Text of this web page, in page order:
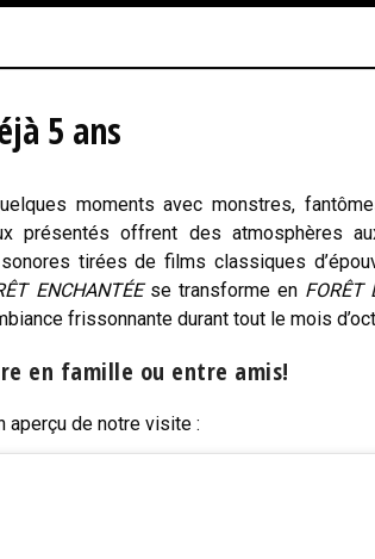
5 ans
moments avec monstres,
présentés offrent des atmosphères
tirées de films classiques
ENCHANTÉEse transforme en FORÊT
frissonnante durant tout le mois
en famille ou entre amis!
aperçu de notre visite :